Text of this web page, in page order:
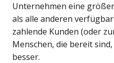
Unternehmen eine
als alle anderen
zahlende Kunden (oder
Menschen, die bereit
besser.